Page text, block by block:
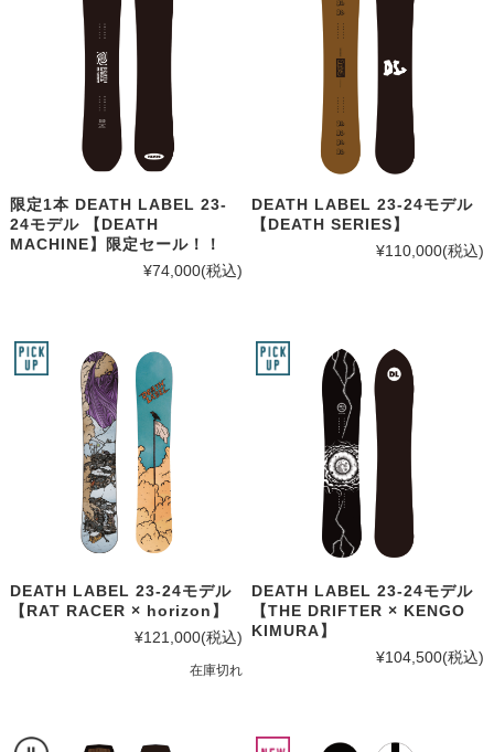
限定1本 DEATH LABEL 23-
24モデル 【DEATH
MACHINE】限定セール！！
¥74,000(税込)
DEATH LABEL 23-24モデル
【DEATH SERIES】
¥110,000(税込)
DEATH LABEL 23-24モデル
【RAT RACER × horizon】
¥121,000(税込)
在庫切れ
DEATH LABEL 23-24モデル
【THE DRIFTER × KENGO
KIMURA】
¥104,500(税込)